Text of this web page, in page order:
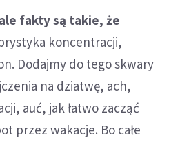
fakty są takie, że
koncentracji,
Dodajmy do tego skwary
na dziatwę, ach,
auć, jak łatwo zacząć
przez wakacje. Bo całe